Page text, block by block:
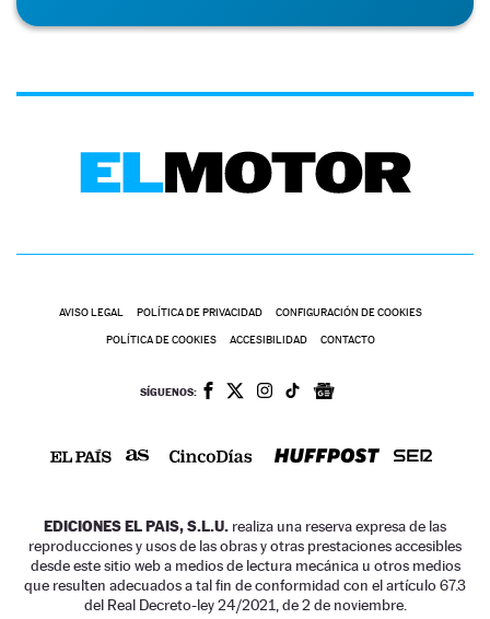
AVISO LEGAL POLÍTICA DE PRIVACIDAD CONFIGURACIÓN DE COOKIES
POLÍTICA DE COOKIES ACCESIBILIDAD CONTACTO
SÍGUENOS:
EDICIONES EL PAIS, S.L.U. realiza una reserva expresa de las
reproducciones y usos de las obras y otras prestaciones accesibles
desde este sitio web a medios de lectura mecánica u otros medios
que resulten adecuados a tal fin de conformidad con el artículo 67.3
del Real Decreto-ley 24/2021, de 2 de noviembre.